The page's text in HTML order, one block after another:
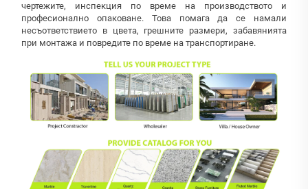
чертежите, инспекция по време на производството и
професионално опаковане. Това помага да се намали
несъответствието в цвета, грешните размери, забавянията
при монтажа и повредите по време на транспортиране.